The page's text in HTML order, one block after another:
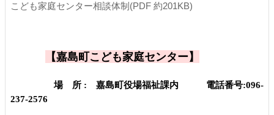
こども家庭センター相談体制(PDF 約201KB)
【嘉島町こども家庭センター】
場 所 : 嘉島町役場福祉課内 電話番号:096‐
237-2576